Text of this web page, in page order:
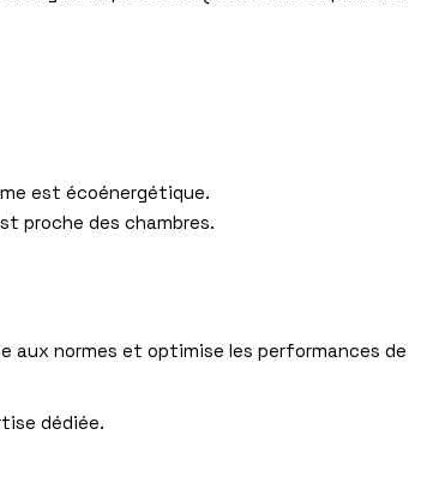
est écoénergétique.
proche des chambres.
aux normes et optimise les performances de
dédiée.